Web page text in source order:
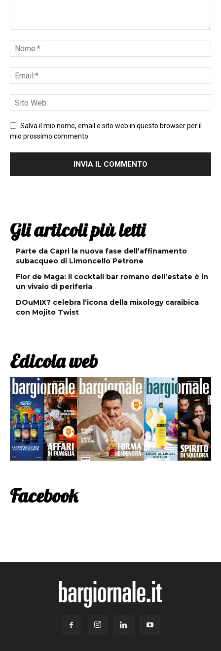
Salva il mio nome, email e sito web in questo browser per il
mio prossimo commento.
Gli articoli più letti
Parte da Capri la nuova fase dell’affinamento
subacqueo di Limoncello Petrone
Flor de Maga: il cocktail bar romano dell’estate è in
un vivaio di periferia
DOuMIX? celebra l’icona della mixology caraibica
con Mojito Twist
Edicola web
Facebook